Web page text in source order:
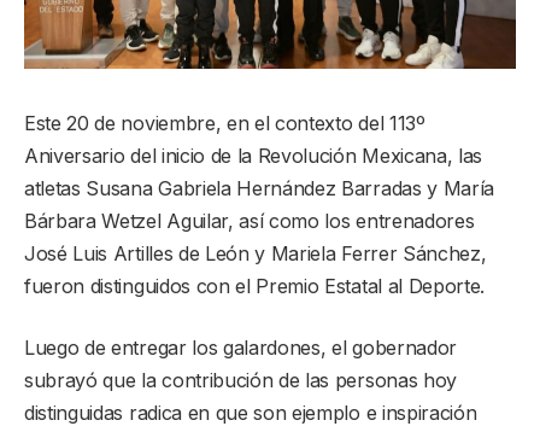
Este 20 de noviembre, en el contexto del 113º
Aniversario del inicio de la Revolución Mexicana, las
atletas Susana Gabriela Hernández Barradas y María
Bárbara Wetzel Aguilar, así como los entrenadores
José Luis Artilles de León y Mariela Ferrer Sánchez,
fueron distinguidos con el Premio Estatal al Deporte.
Luego de entregar los galardones, el gobernador
subrayó que la contribución de las personas hoy
distinguidas radica en que son ejemplo e inspiración